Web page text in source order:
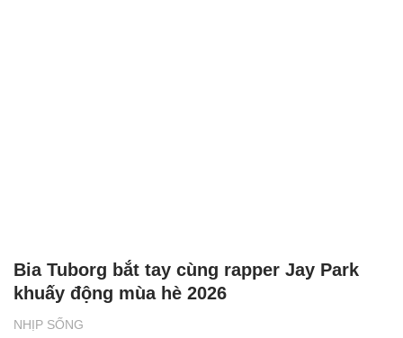
NHỊP SỐNG
Bia Tuborg bắt tay cùng rapper Jay Park
khuấy động mùa hè 2026